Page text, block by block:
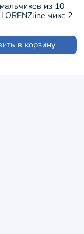
из 10
микс 2
в корзину